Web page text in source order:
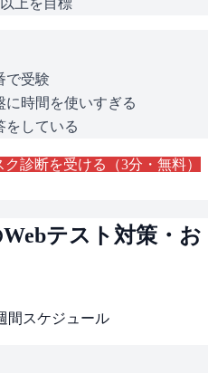
で受験
に時間を使いすぎる
をしている
診断を受ける（3分・無料）
テスト対策・お
間スケジュール